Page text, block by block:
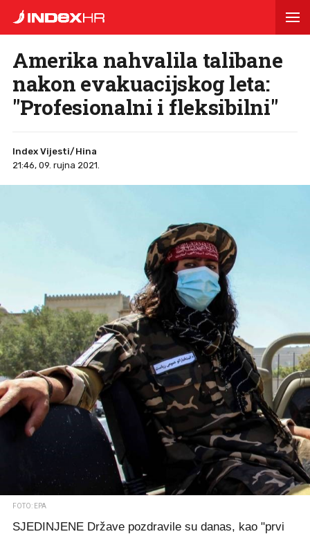
Amerika nahvalila talibane
nakon evakuacijskog leta:
"Profesionalni i fleksibilni"
Index Vijesti/Hina
21:46, 09. rujna 2021.
FOTO: EPA
SJEDINJENE Države pozdravile su danas, kao "prvi